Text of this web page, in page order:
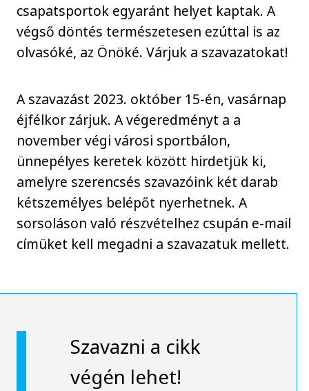
csapatsportok egyaránt helyet kaptak. A
végső döntés természetesen ezúttal is az
olvasóké, az Önöké. Várjuk a szavazatokat!
A szavazást 2023. október 15-én, vasárnap
éjfélkor zárjuk. A végeredményt a a
november végi városi sportbálon,
ünnepélyes keretek között hirdetjük ki,
amelyre szerencsés szavazóink két darab
kétszemélyes belépőt nyerhetnek. A
sorsoláson való részvételhez csupán e-mail
címüket kell megadni a szavazatuk mellett.
Szavazni a cikk
végén lehet!